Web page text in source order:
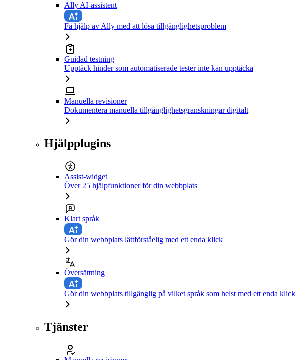
Ally AI-assistent
Få hjälp av Ally med att lösa tillgänglighetsproblem
Guidad testning
Upptäck hinder som automatiserade tester inte kan upptäcka
Manuella revisioner
Dokumentera manuella tillgänglighetsgranskningar digitalt
Hjälpplugins
Assist-widget
Över 25 hjälpfunktioner för din webbplats
Klart språk
Gör din webbplats lättförståelig med ett enda klick
Översättning
Gör din webbplats tillgänglig på vilket språk som helst med ett enda klick
Tjänster